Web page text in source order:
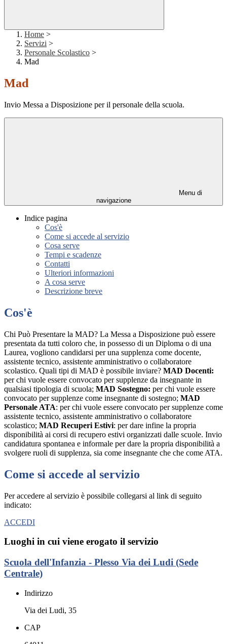
Home >
Servizi >
Personale Scolastico >
Mad
Mad
Invio Messa a Disposizione per il personale della scuola.
Menu di
navigazione
Indice pagina
Cos'è
Come si accede al servizio
Cosa serve
Tempi e scadenze
Contatti
Ulteriori informazioni
A cosa serve
Descrizione breve
Cos'è
Chi Può Presentare la MAD? La Messa a Disposizione può essere
presentata da tutti coloro che, in possesso di un Diploma o di una
Laurea, vogliono candidarsi per una supplenza come docente,
assistente tecnico, assistente amministrativo o collaboratore
scolastico. Quali tipi di MAD è possibile inviare? MAD Docenti:
per chi vuole essere convocato per supplenze da insegnante in
qualsiasi tipologia di scuola; MAD Sostegno: per chi vuole essere
convocato per supplenze come insegnante di sostegno; MAD
Personale ATA: per chi vuole essere convocato per supplenze come
assistente tecnico, assistente amministrativo o collaboratore
scolastico; MAD Recuperi Estivi: per dare infine la propria
disponibilità ai corsi di recupero estivi organizzati dalle scuole. Invio
candidatura spontanea e informale per dare la propria disponibilità a
svolgere ruoli di supplenza, sia come insegnante che che come ATA.
Come si accede al servizio
Per accedere al servizio è possibile collegarsi al link di seguito
indicato:
ACCEDI
Luoghi in cui viene erogato il servizio
Scuola dell'Infanzia - Plesso Via dei Ludi (Sede
Centrale)
Indirizzo
Via dei Ludi, 35
CAP